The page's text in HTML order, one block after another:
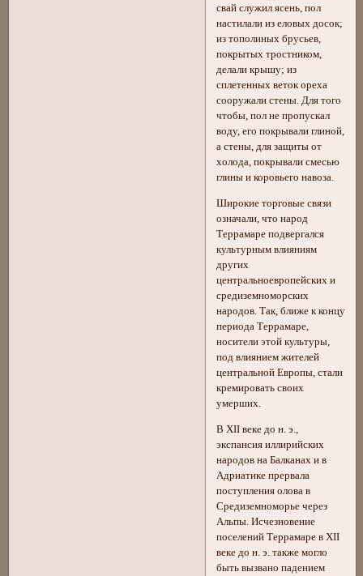
свай служил ясень, пол
настилали из еловых досок;
из тополиных брусьев,
покрытых тростником,
делали крышу; из
сплетенных веток ореха
сооружали стены. Для того
чтобы, пол не пропускал
воду, его покрывали глиной,
а стены, для защиты от
холода, покрывали смесью
глины и коровьего навоза.
Широкие торговые связи
означали, что народ
Террамаре подвергался
культурным влияниям
других
центральноевропейских и
средиземноморских
народов. Так, ближе к концу
периода Террамаре,
носители этой культуры,
под влиянием жителей
центральной Европы, стали
кремировать своих
умерших.
В XII веке до н. э.,
экспансия иллирийских
народов на Балканах и в
Адриатике прервала
поступления олова в
Средиземноморье через
Альпы. Исчезновение
поселений Террамаре в XII
веке до н. э. также могло
быть вызвано падением